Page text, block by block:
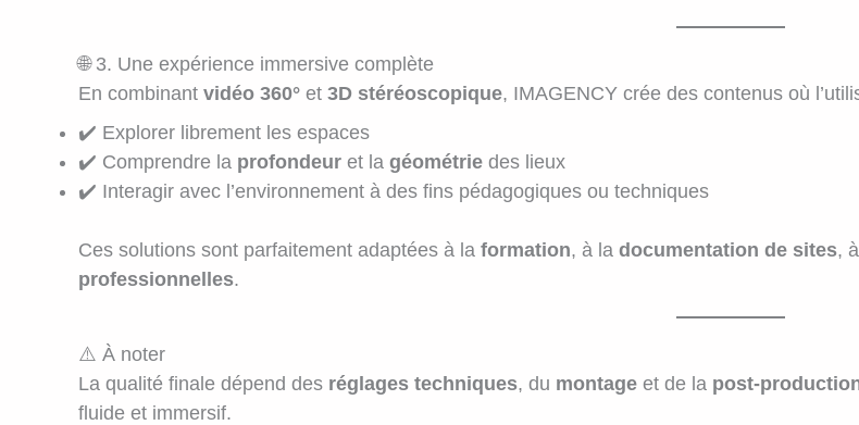
🌐 3. Une expérience immersive complète
En combinant vidéo 360° et 3D stéréoscopique, IMAGENCY crée des contenus où
✔️ Explorer librement les espaces
✔️ Comprendre la profondeur et la géométrie des lieux
✔️ Interagir avec l’environnement à des fins pédagogiques ou techniques
Ces solutions sont parfaitement adaptées à la formation, à la documentation de sites,
professionnelles.
⚠️ À noter
La qualité finale dépend des réglages techniques, du montage et de la post-
fluide et immersif.